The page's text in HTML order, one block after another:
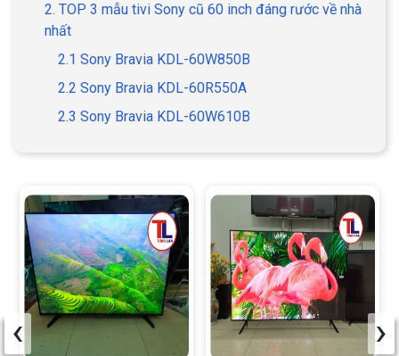
2. TOP 3 mẫu tivi Sony cũ 60 inch đáng rước về nhà
nhất
2.1 Sony Bravia KDL-60W850B
2.2 Sony Bravia KDL-60R550A
2.3 Sony Bravia KDL-60W610B
‹ ›